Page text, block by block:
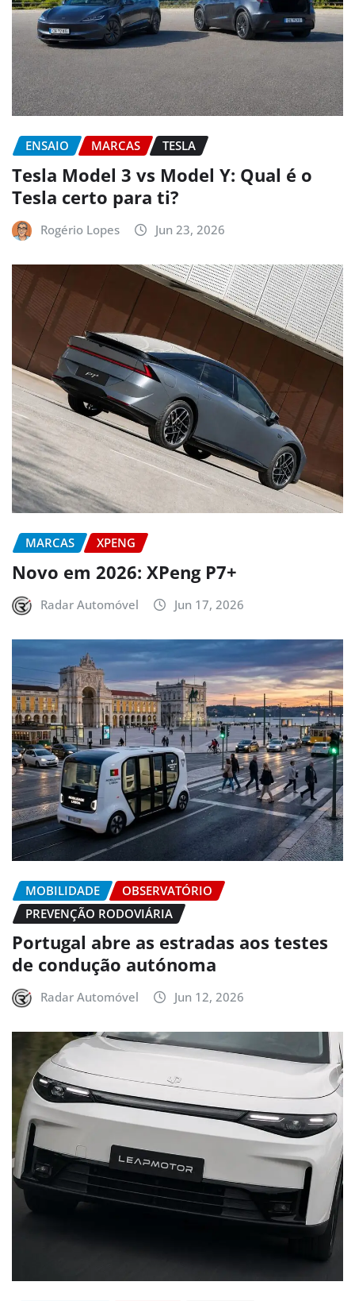
ENSAIO MARCAS TESLA
Tesla Model 3 vs Model Y: Qual é o
Tesla certo para ti?
Rogério Lopes Jun 23, 2026
MARCAS XPENG
Novo em 2026: XPeng P7+
Radar Automóvel Jun 17, 2026
MOBILIDADE
OBSERVATÓRIO
PREVENÇÃO RODOVIÁRIA
Portugal abre as estradas aos testes
de condução autónoma
Radar Automóvel Jun 12, 2026